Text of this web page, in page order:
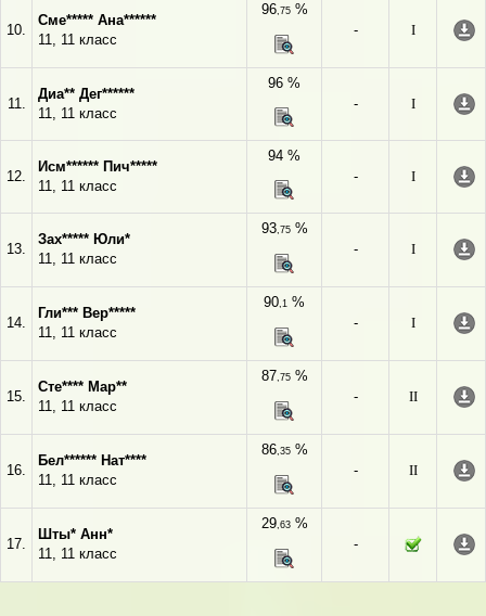
10.
Сме***** Ана******
11, 11 класс
96,75%
-
I
11.
Диа** Дег******
11, 11 класс
96 %
-
I
12.
Исм****** Пич*****
11, 11 класс
94 %
-
I
13.
Зах***** Юли*
11, 11 класс
93,75%
-
I
14.
Гли*** Вер*****
11, 11 класс
90,1 %
-
I
15.
Сте**** Мар**
11, 11 класс
87,75%
-
II
16.
Бел****** Нат****
11, 11 класс
86,35%
-
II
17.
Шты* Анн*
11, 11 класс
29,63%
-